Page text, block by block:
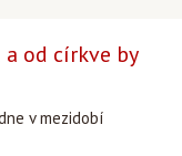
od církve by
v mezidobí